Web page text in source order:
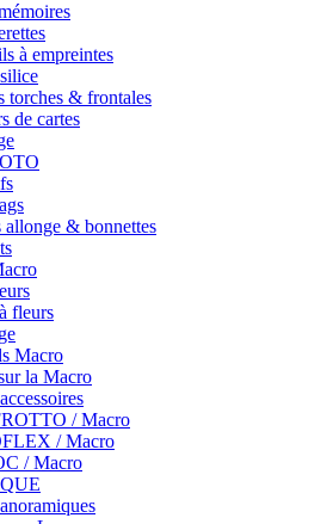
à empreintes
torches & frontales
de cartes
allonge & bonnettes
fleurs
Macro
la Macro
/ Macro
/ Macro
/ Macro